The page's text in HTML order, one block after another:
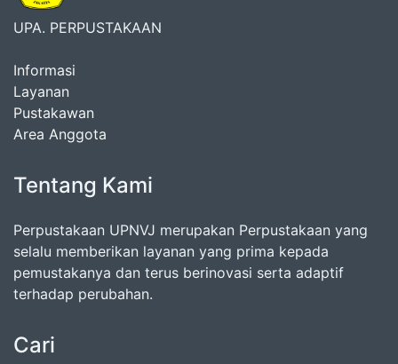
UPA. PERPUSTAKAAN
Informasi
Layanan
Pustakawan
Area Anggota
Tentang Kami
Perpustakaan UPNVJ merupakan Perpustakaan yang
selalu memberikan layanan yang prima kepada
pemustakanya dan terus berinovasi serta adaptif
terhadap perubahan.
Cari